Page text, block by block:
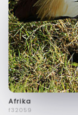
Afrika
f32059